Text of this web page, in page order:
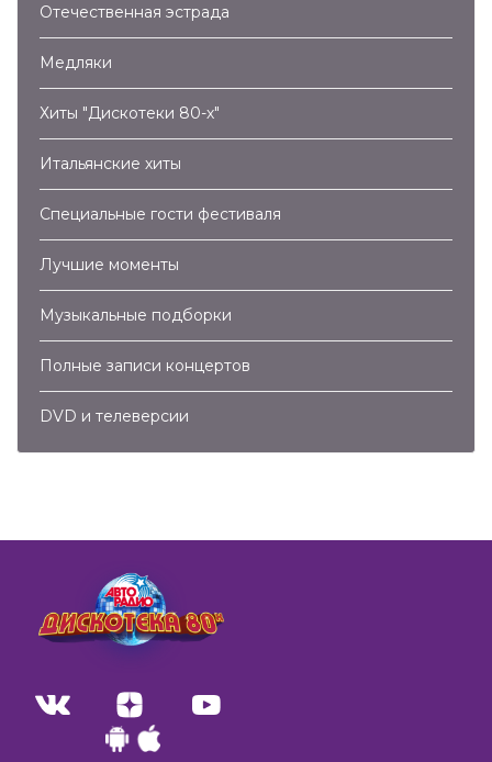
Отечественная эстрада
Медляки
Хиты "Дискотеки 80-х"
Итальянские хиты
Специальные гости фестиваля
Лучшие моменты
Музыкальные подборки
Полные записи концертов
DVD и телеверсии